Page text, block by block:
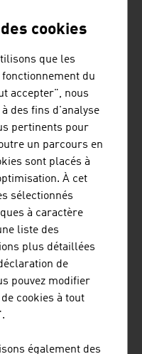
touristique
et d'été
GES.M.B.H.
cookies
que les
du
accepter", nous
des fins d'analyse
pertinents pour
un parcours en
sont placés à
À cet
sélectionnés
à caractère
liste des
plus détaillées
de
pouvez modifier
cookies à tout
également des